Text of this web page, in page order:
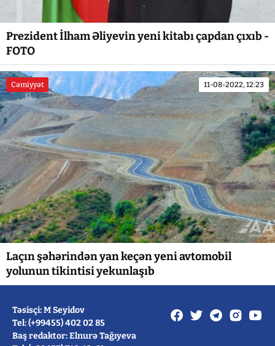
Prezident İlham Əliyevin yeni kitabı çapdan çıxıb -
FOTO
Cəmiyyət 11-08-2022, 12:23
Laçın şəhərindən yan keçən yeni avtomobil
yolunun tikintisi yekunlaşıb
Təsisçi: M Seyidov
Tel: (+99455) 402 02 85
Baş redaktor: Elnurə Tağıyeva